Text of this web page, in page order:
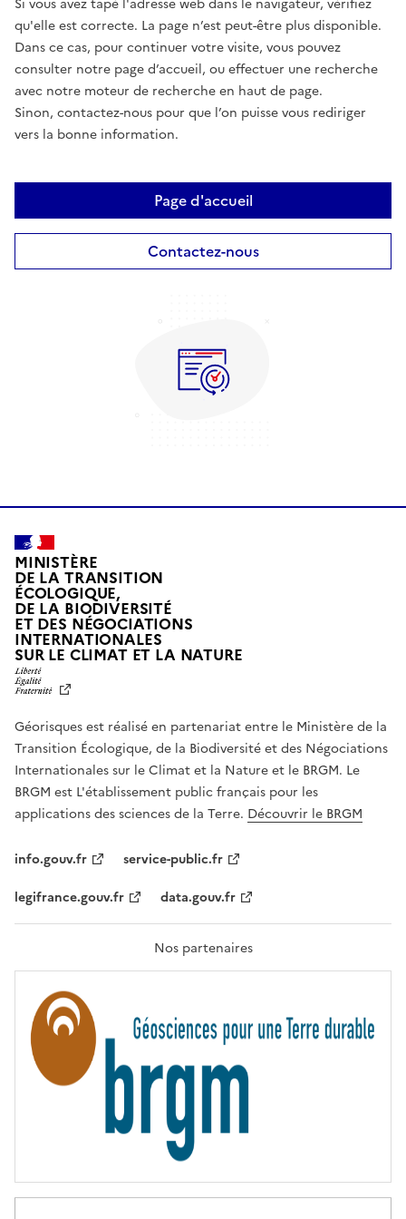
Si vous avez tapé l'adresse web dans le navigateur, vérifiez
qu'elle est correcte. La page n’est peut-être plus disponible.
Dans ce cas, pour continuer votre visite, vous pouvez
consulter notre page d’accueil, ou effectuer une recherche
avec notre moteur de recherche en haut de page.
Sinon, contactez-nous pour que l’on puisse vous rediriger
vers la bonne information.
Page d'accueil
Contactez-nous
MINISTÈRE
DE LA TRANSITION
ÉCOLOGIQUE,
DE LA BIODIVERSITÉ
ET DES NÉGOCIATIONS
INTERNATIONALES
SUR LE CLIMAT ET LA NATUREL
T
É
,
É
G
A
L
F
A
T
R
T
É
Géorisques est réalisé en partenariat entre le Ministère de la
Transition Écologique, de la Biodiversité et des Négociations
Internationales sur le Climat et la Nature et le BRGM. Le
BRGM est L'établissement public français pour les
applications des sciences de la Terre. Découvrir le BRGM
info.gouv.fr
service-public.fr
legifrance.gouv.fr
data.gouv.fr
Nos partenaires